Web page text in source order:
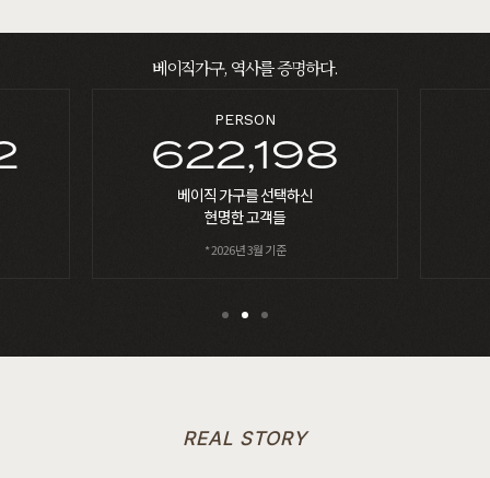
베이직가구, 역사를 증명하다.
%
98,702
베이직가구의 지난
10년간의 성장률
* 2026년 3월 기준
REAL STORY